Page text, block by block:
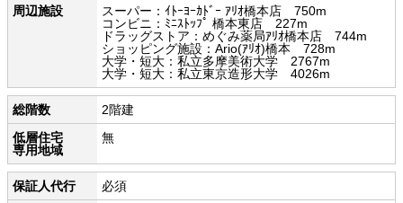
周辺施設
スーパー：ｲﾄｰﾖｰｶﾄﾞｰ ｱﾘｵ橋本店 750m
コンビニ：ﾐﾆｽﾄｯﾌﾟ 橋本東店 227m
ドラッグストア：めぐみ薬局ｱﾘｵ橋本店 744m
ショッピング施設：Ario(ｱﾘｵ)橋本 728m
大学・短大：私立多摩美術大学 2767m
大学・短大：私立東京造形大学 4026m
総階数
2階建
低層住宅
専用地域
無
保証人代行
必須